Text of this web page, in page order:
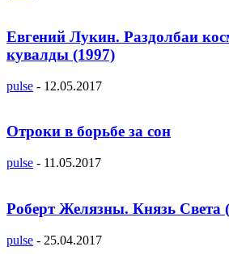
Евгений Лукин. Раздолбаи
кувалды (1997)
pulse - 12.05.2017
Отроки в борьбе за сон
pulse - 11.05.2017
Роберт Желязны. Князь Света
pulse - 25.04.2017